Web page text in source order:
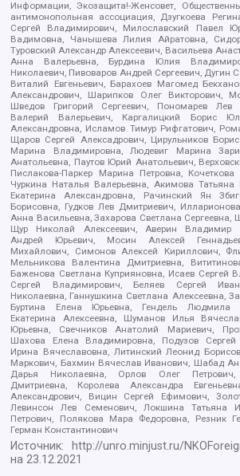
Информации, Экозащита!-Женсовет,
антимонопольная ассоциация, Дзугкоева
Сергей Владимирович, Милославский Павел
Вадимовна, Чанышева Лилия Айратовна,
Туровский Александр Алексеевич, Васильева
Анна Валерьевна, Бурдина Юлия
Николаевич, Пивоваров Андрей Сергеевич, Дугин
Виталий Евгеньевич, Барахоев Магомед
Александрович, Шарипков Олег Викторович,
Шведов Григорий Сергеевич, Пономарев Лев
Валерий Валерьевич, Каргалицкий Борис
Александровна, Исламов Тимур Рифгатович,
Щаров Сергей Алексадрович, Цирульников
Марина Владимировна, Людевиг Марина
Анатольевна, Паутов Юрий Анатольевич,
Пислакова-Паркер Марина Петровна,
Чуркина Наталья Валерьевна, Акимова Татьяна
Екатерина Александровна, Рачинский Ян
Борисовна, Гудков Лев Дмитриевич,
Анна Васильевна, Захарова Светлана Сергеевна,
Щур Николай Алексеевич, Аверин Владимир
Андрей Юрьевич, Мосин Алексей
Михайлович, Симонов Алексей Кириллович,
Мельникова Валентина Дмитриевна,
Баженова Светлана Куприяновна, Исаев Сергей
Сергей Владимирович, Беляев Сергей
Николаевна, Ганнушкина Светлана Алексеевна,
Буртина Елена Юрьевна, Гендель Людмила
Екатерина Алексеевна, Шуманов Илья
Юрьевна, Свечников Анатолий Мариевич,
Шахова Елена Владимировна, Подузов Сергей
Ирина Вячеславовна, Литинский Леонид
Маркович, Бахмин Вячеслав Иванович, Шабад
Дарья Николаевна, Орлов Олег Петрович,
Дмитриевна, Королева Александра
Александрович, Вицин Сергей Ефимович,
Левинсон Лев Семенович, Локшина Татьяна
Петрович, Полякова Мара Федоровна, Резник
Герман Константинович
Источник: http://unro.minjust.ru/
на23.12.2021